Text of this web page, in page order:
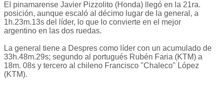
El pinamarense Javier Pizzolito (Honda) llegó en la 21ra.
posición, aunque escaló al décimo lugar de la general, a
1h.23m.13s del líder, lo que lo convierte en el mejor
argentino en las dos ruedas.
La general tiene a Despres como líder con un acumulado de
33h.48m.29s; segundo al portugués Rubén Faria (KTM) a
18m. 08s y tercero al chileno Francisco "Chaleco" López
(KTM).